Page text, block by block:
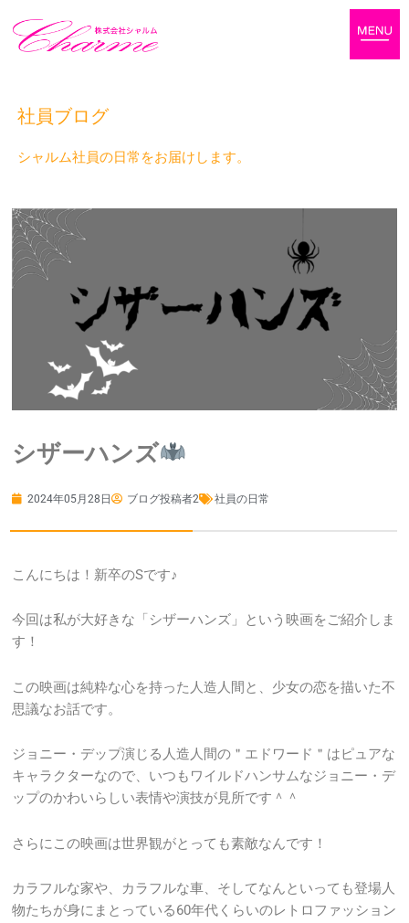
社員ブログ
シャルム社員の日常をお届けします。
シザーハンズ
2024年05月28日 ブログ投稿者2 社員の日常
こんにちは！新卒のSです♪
今回は私が大好きな「シザーハンズ」という映画をご紹介しま
す！
この映画は純粋な心を持った人造人間と、少女の恋を描いた不
思議なお話です。
ジョニー・デップ演じる人造人間の＂エドワード＂はピュアな
キャラクターなので、いつもワイルドハンサムなジョニー・デ
ップのかわいらしい表情や演技が見所です＾＾
さらにこの映画は世界観がとっても素敵なんです！
カラフルな家や、カラフルな車、そしてなんといっても登場人
物たちが身にまとっている60年代くらいのレトロファッション